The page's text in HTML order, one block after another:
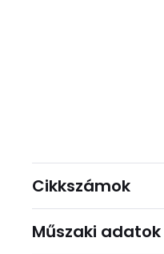
Cikkszámok
Műszaki adatok